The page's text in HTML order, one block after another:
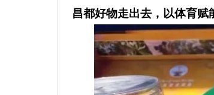
昌都好物走出去，以体育